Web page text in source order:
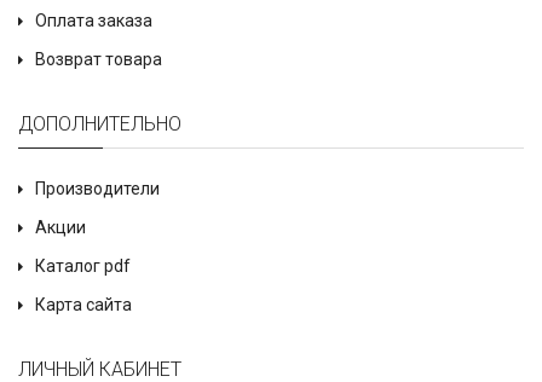
Оплата заказа
Возврат товара
ДОПОЛНИТЕЛЬНО
Производители
Акции
Каталог pdf
Карта сайта
ЛИЧНЫЙ КАБИНЕТ